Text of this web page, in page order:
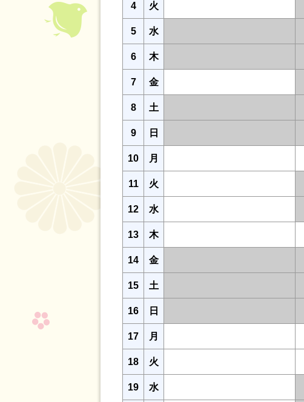
4 火
5 水
6 木
7 金
8 土
9 日
10 月
11 火
12 水
13 木
14 金
15 土
16 日
17 月
18 火
19 水